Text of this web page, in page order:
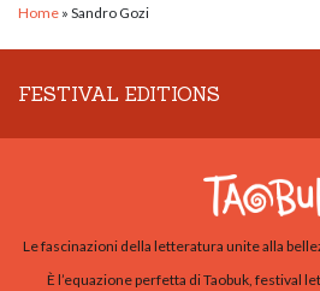
Home » Sandro Gozi
FESTIVAL EDITIONS
Le fascinazioni della letteratura unite alla
È l’equazione perfetta di Taobuk, festival